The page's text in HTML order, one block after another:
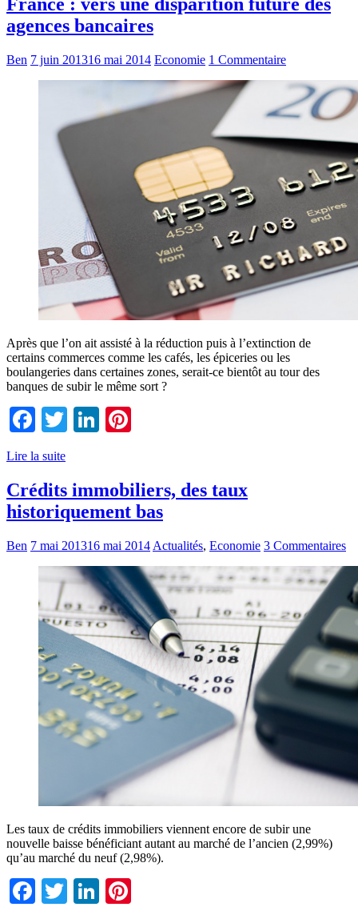
France : vers une disparition future des
agences bancaires
Ben 7 juin 201316 mai 2014 Economie 1 Commentaire
Après que l’on ait assisté à la réduction puis à l’extinction de
certains commerces comme les cafés, les épiceries ou les
boulangeries dans certaines zones, serait-ce bientôt au tour des
banques de subir le même sort ?
Facebook
TwitterLinkedIn
Lire la suite
Crédits immobiliers, des taux
historiquement bas
Ben 7 mai 201316 mai 2014 Actualités, Economie 3 Commentaires
Les taux de crédits immobiliers viennent encore de subir une
nouvelle baisse bénéficiant autant au marché de l’ancien (2,99%)
qu’au marché du neuf (2,98%).
Facebook
TwitterLinkedIn